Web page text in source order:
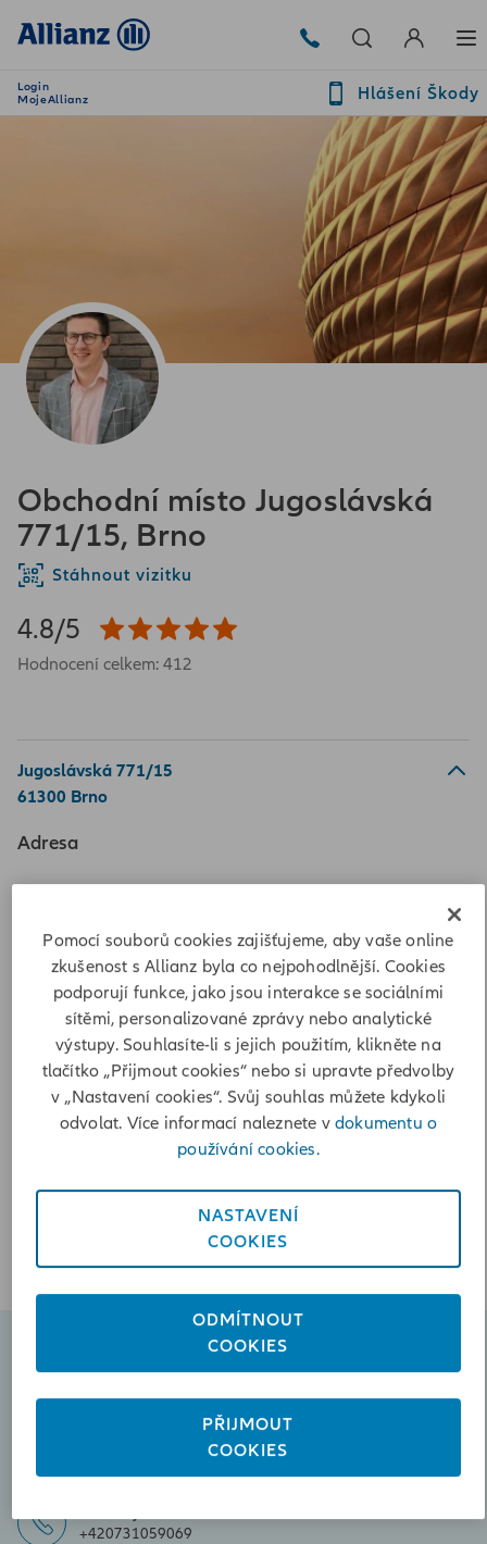
Login
MojeAllianz
Hlášení Škody
Obchodní místo Jugoslávská
771/15, Brno
Stáhnout vizitku
4.8/5
Hodnocení celkem: 412
Jugoslávská 771/15
61300 Brno
Adresa
Vypočítat vzdálenost
Poslat zprávu
+420731059069
Otevírací doba
09:00-12:30, 13:00-17:00
Středa
09:00-12:30, 13:00-17:00
09:00-12:30, 13:00-17:00
09:00-14:00
stepan.moravek@iallianz.cz
+420731059069
Pomocí souborů cookies zajišťujeme, aby vaše online
zkušenost s Allianz byla co nejpohodlnější. Cookies
podporují funkce, jako jsou interakce se sociálními
sítěmi, personalizované zprávy nebo analytické
výstupy. Souhlasíte-li s jejich použitím, klikněte na
tlačítko „Přijmout cookies“ nebo si upravte předvolby
v „Nastavení cookies“. Svůj souhlas můžete kdykoli
odvolat. Více informací naleznete vdokumentu o
používání cookies.
NASTAVENÍ
COOKIES
ODMÍTNOUT
COOKIES
PŘIJMOUT
COOKIES